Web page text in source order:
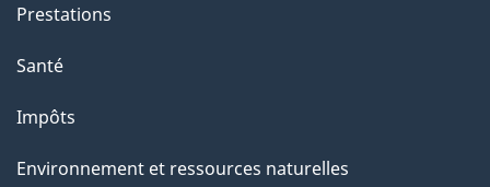
Prestations
Santé
Impôts
Environnement et ressources naturelles